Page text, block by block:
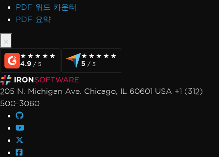
PDF 워드 카운터
PDF 요약
★★★★★
★★★★★
4.9 / 5
★★★★★
★★★★★
5 / 5
205 N. Michigan Ave. Chicago, IL 60601 USA +1 (312)
500-3060